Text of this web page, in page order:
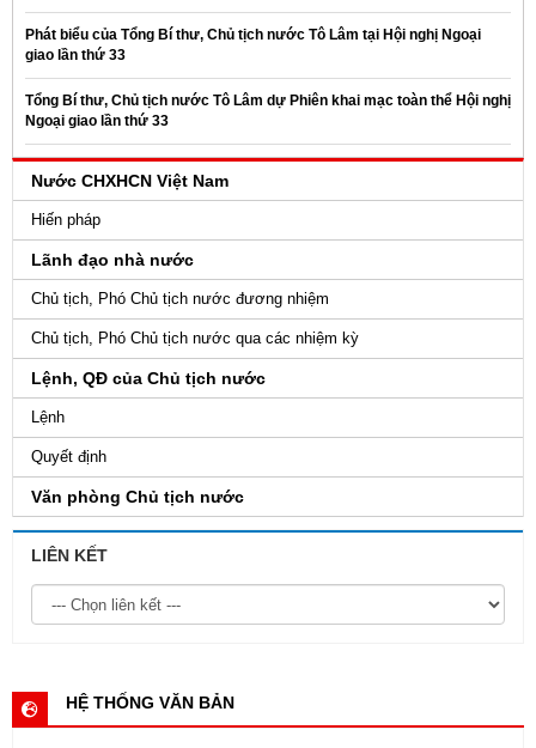
Phát biểu của Tổng Bí thư, Chủ tịch nước Tô Lâm tại Hội nghị Ngoại
giao lần thứ 33
Tổng Bí thư, Chủ tịch nước Tô Lâm dự Phiên khai mạc toàn thể Hội nghị
Ngoại giao lần thứ 33
Nước CHXHCN Việt Nam
Hiến pháp
Lãnh đạo nhà nước
Chủ tịch, Phó Chủ tịch nước đương nhiệm
Chủ tịch, Phó Chủ tịch nước qua các nhiệm kỳ
Lệnh, QĐ của Chủ tịch nước
Lệnh
Quyết định
Văn phòng Chủ tịch nước
LIÊN KẾT
HỆ THỐNG VĂN BẢN